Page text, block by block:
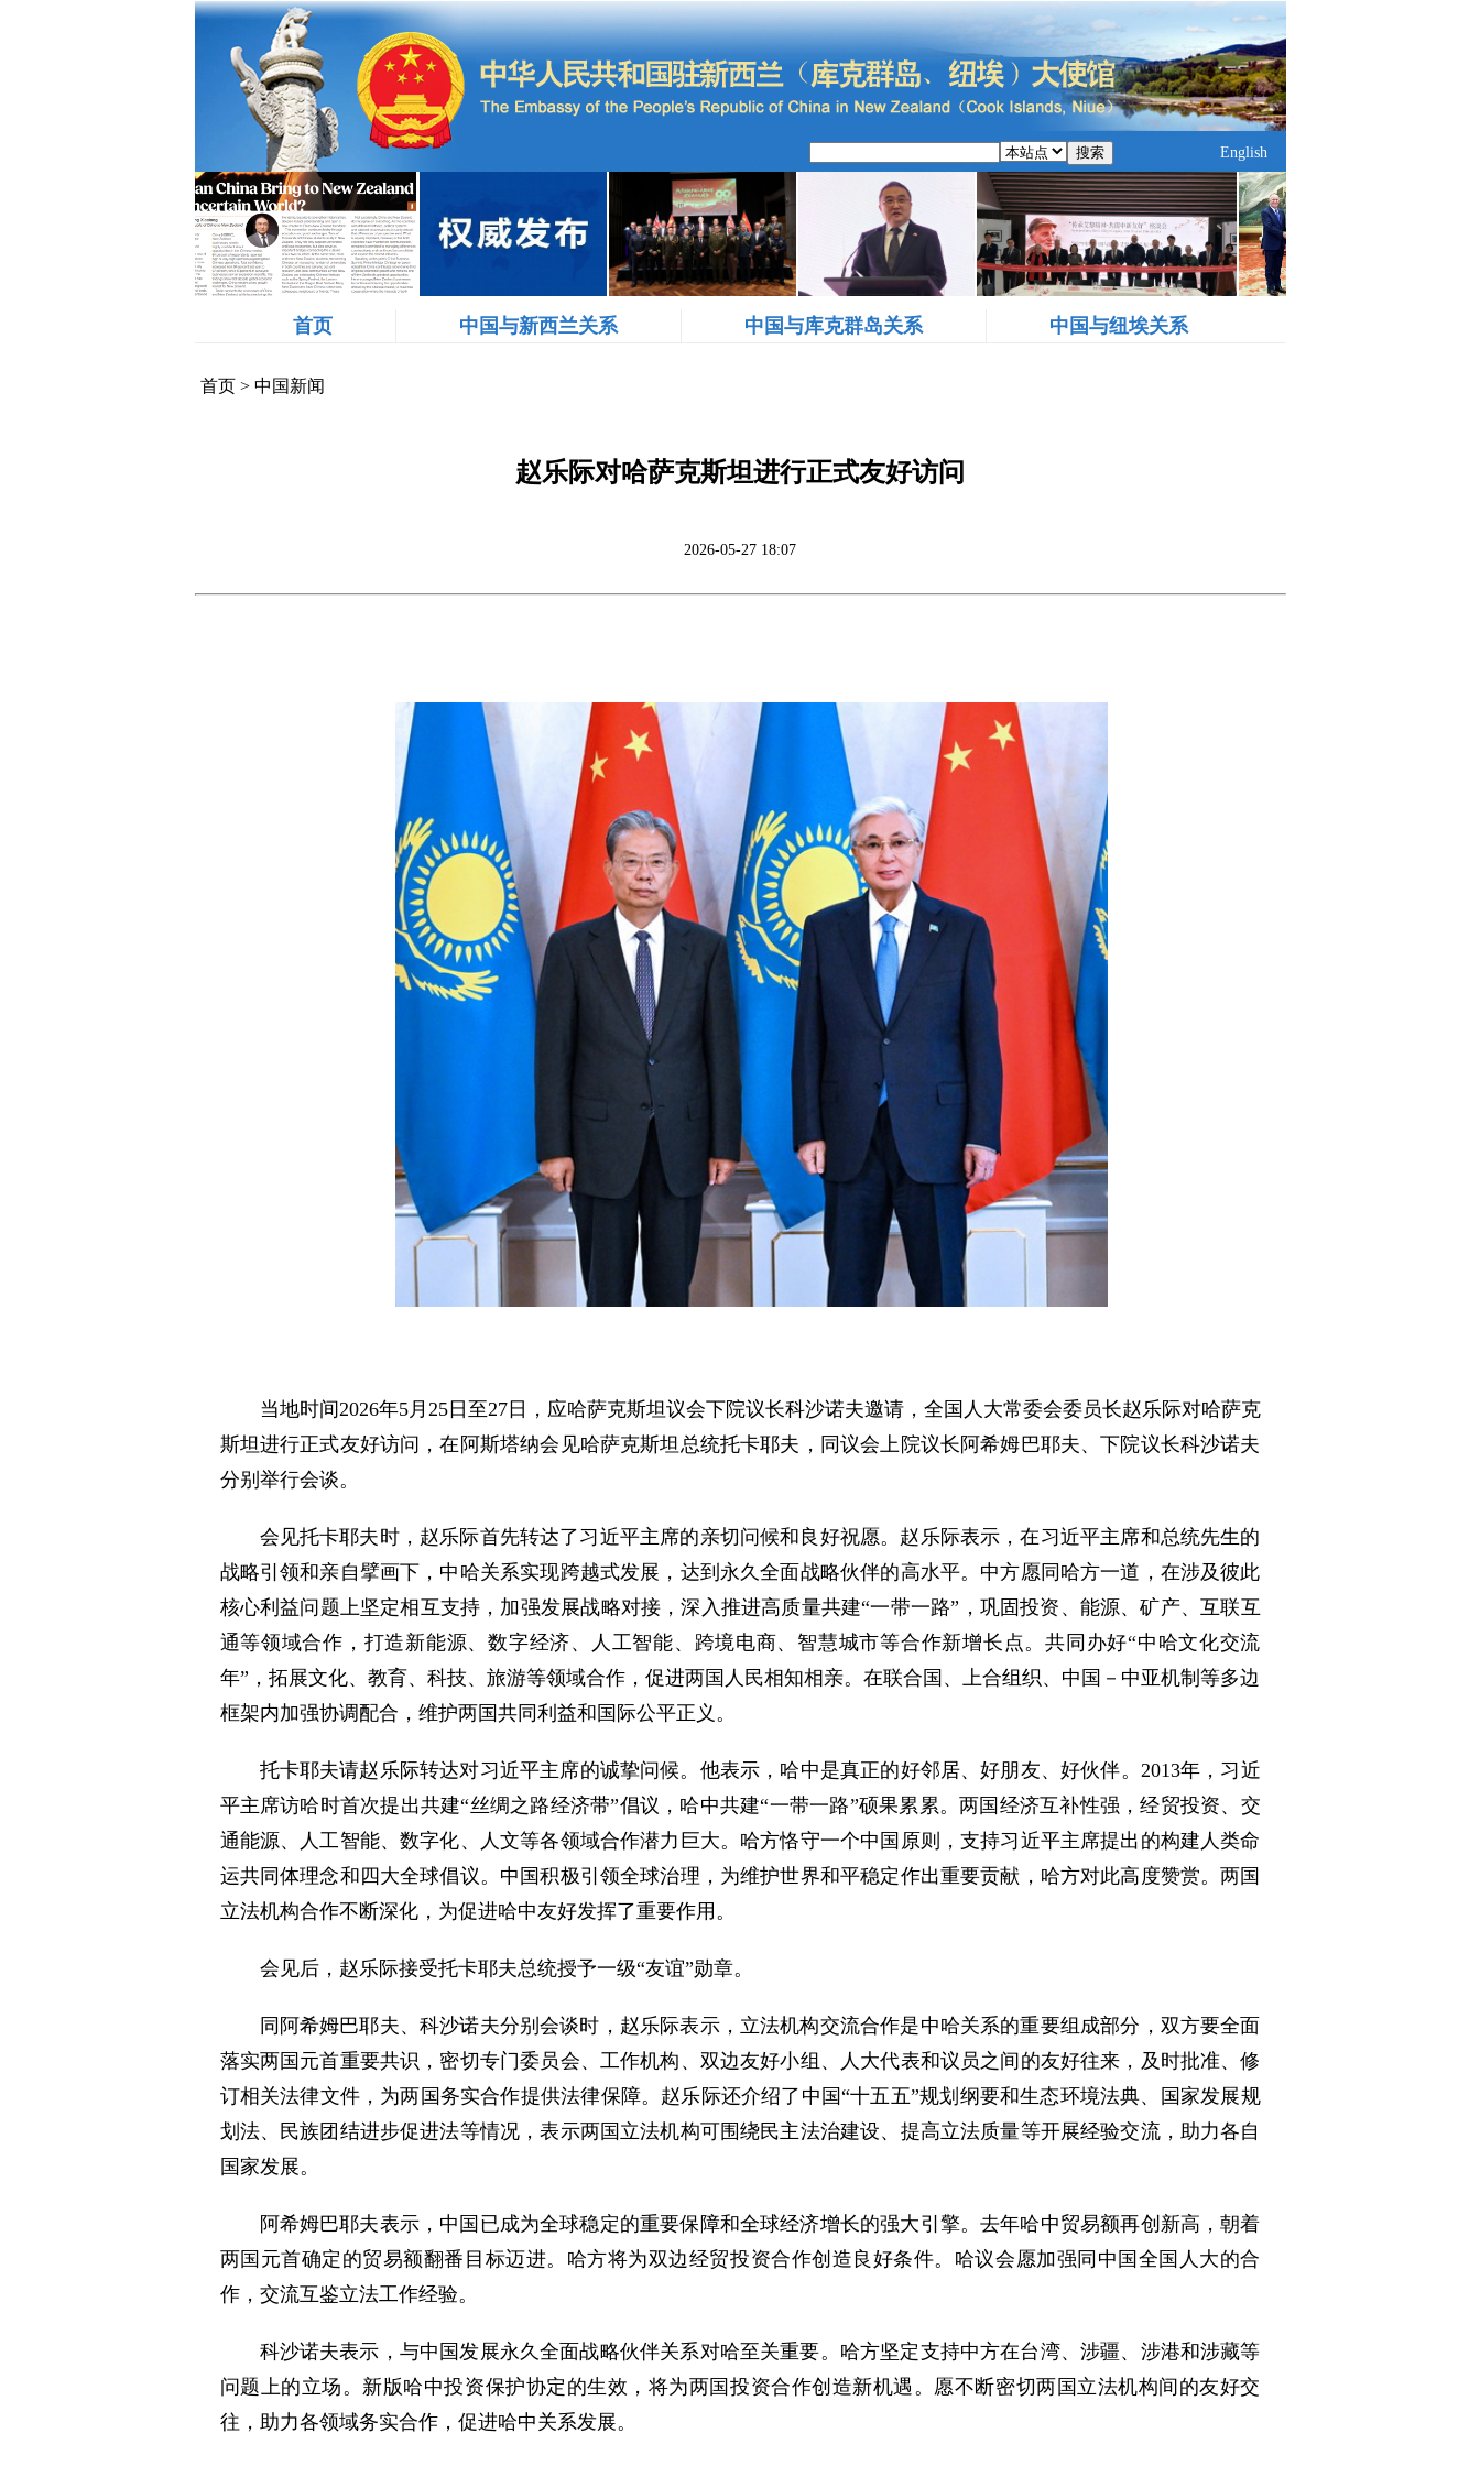
搜索 English
首页 中国与新西兰关系 中国与库克群岛关系 中国与纽埃关系
首页> 中国新闻
赵乐际对哈萨克斯坦进行正式友好访问
2026-05-27 18:07
当地时间2026年5月25日至27日，应哈萨克斯坦议会下院议长科沙诺夫邀请，全国人大常委会委员长赵乐际对哈萨克
斯坦进行正式友好访问，在阿斯塔纳会见哈萨克斯坦总统托卡耶夫，同议会上院议长阿希姆巴耶夫、下院议长科沙诺夫
分别举行会谈。
会见托卡耶夫时，赵乐际首先转达了习近平主席的亲切问候和良好祝愿。赵乐际表示，在习近平主席和总统先生的
战略引领和亲自擘画下，中哈关系实现跨越式发展，达到永久全面战略伙伴的高水平。中方愿同哈方一道，在涉及彼此
核心利益问题上坚定相互支持，加强发展战略对接，深入推进高质量共建“一带一路”，巩固投资、能源、矿产、互联互
通等领域合作，打造新能源、数字经济、人工智能、跨境电商、智慧城市等合作新增长点。共同办好“中哈文化交流
年”，拓展文化、教育、科技、旅游等领域合作，促进两国人民相知相亲。在联合国、上合组织、中国－中亚机制等多边
框架内加强协调配合，维护两国共同利益和国际公平正义。
托卡耶夫请赵乐际转达对习近平主席的诚挚问候。他表示，哈中是真正的好邻居、好朋友、好伙伴。2013年，习近
平主席访哈时首次提出共建“丝绸之路经济带”倡议，哈中共建“一带一路”硕果累累。两国经济互补性强，经贸投资、交
通能源、人工智能、数字化、人文等各领域合作潜力巨大。哈方恪守一个中国原则，支持习近平主席提出的构建人类命
运共同体理念和四大全球倡议。中国积极引领全球治理，为维护世界和平稳定作出重要贡献，哈方对此高度赞赏。两国
立法机构合作不断深化，为促进哈中友好发挥了重要作用。
会见后，赵乐际接受托卡耶夫总统授予一级“友谊”勋章。
同阿希姆巴耶夫、科沙诺夫分别会谈时，赵乐际表示，立法机构交流合作是中哈关系的重要组成部分，双方要全面
落实两国元首重要共识，密切专门委员会、工作机构、双边友好小组、人大代表和议员之间的友好往来，及时批准、修
订相关法律文件，为两国务实合作提供法律保障。赵乐际还介绍了中国“十五五”规划纲要和生态环境法典、国家发展规
划法、民族团结进步促进法等情况，表示两国立法机构可围绕民主法治建设、提高立法质量等开展经验交流，助力各自
国家发展。
阿希姆巴耶夫表示，中国已成为全球稳定的重要保障和全球经济增长的强大引擎。去年哈中贸易额再创新高，朝着
两国元首确定的贸易额翻番目标迈进。哈方将为双边经贸投资合作创造良好条件。哈议会愿加强同中国全国人大的合
作，交流互鉴立法工作经验。
科沙诺夫表示，与中国发展永久全面战略伙伴关系对哈至关重要。哈方坚定支持中方在台湾、涉疆、涉港和涉藏等
问题上的立场。新版哈中投资保护协定的生效，将为两国投资合作创造新机遇。愿不断密切两国立法机构间的友好交
往，助力各领域务实合作，促进哈中关系发展。